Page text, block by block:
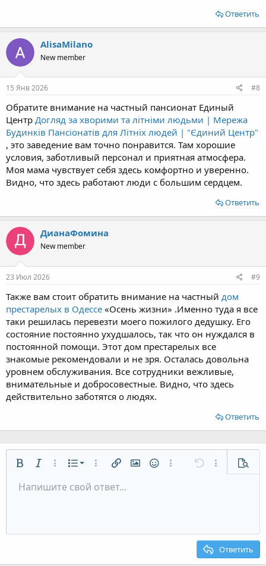
Ответить
AlisaMilano
New member
15 Янв 2026 #8
Обратите внимание на частный пансионат Единый
Центр Догляд за хворими та літніми людьми | Мережа
Будинків Пансіонатів для Літніх людей | "Єдиний Центр"
, это заведение вам точно понравится. Там хорошие
условия, заботливый персонал и приятная атмосфера.
Моя мама чувствует себя здесь комфортно и уверенно.
Видно, что здесь работают люди с большим сердцем.
Ответить
ДианаФомина
New member
23 Июл 2026 #9
Также вам стоит обратить внимание на частный дом
престарелых в Одессе «Осень жизни» .Именно туда я все
таки решилась перевезти моего пожилого дедушку. Его
состояние постоянно ухудшалось, так что он нуждался в
постоянной помощи. Этот дом престарелых все
знакомые рекомендовали и не зря. Осталась довольна
уровнем обслуживания. Все сотрудники вежливые,
внимательные и добросовестные. Видно, что здесь
действительно заботятся о людях.
Ответить
ЖирныйКурсивДополнительно...
Список Нумерованный список
Маркированный список
Дополнительно...
Вставить ссылку
Вставить изображение
СмайлыДополнительно...
Отменить
Размер шрифта
9
Цвет текста
Шрифт Arial
Зачёркнутый
Подчёркнутый
Однострочный код
ВыравниваниеПо левому краю
Формат параграфа
Обычный
Заголовок 2
ЦитатаМедиаВставить таблицу
Вставить горизонтальную линию
Спойлер
Код
Повторить
Переключить режим работы редактора
Удалить форматирование
ЧерновикиСохранить черновик
Напишите свой ответ...
Ответить